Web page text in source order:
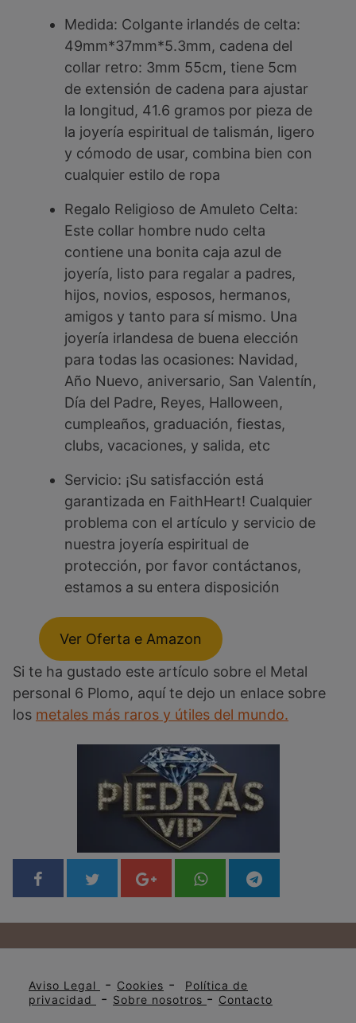
Medida: Colgante irlandés de celta:
49mm*37mm*5.3mm, cadena del
collar retro: 3mm 55cm, tiene 5cm
de extensión de cadena para ajustar
la longitud, 41.6 gramos por pieza de
la joyería espiritual de talismán, ligero
y cómodo de usar, combina bien con
cualquier estilo de ropa
Regalo Religioso de Amuleto Celta:
Este collar hombre nudo celta
contiene una bonita caja azul de
joyería, listo para regalar a padres,
hijos, novios, esposos, hermanos,
amigos y tanto para sí mismo. Una
joyería irlandesa de buena elección
para todas las ocasiones: Navidad,
Año Nuevo, aniversario, San Valentín,
Día del Padre, Reyes, Halloween,
cumpleaños, graduación, fiestas,
clubs, vacaciones, y salida, etc
Servicio: ¡Su satisfacción está
garantizada en FaithHeart! Cualquier
problema con el artículo y servicio de
nuestra joyería espiritual de
protección, por favor contáctanos,
estamos a su entera disposición
Ver Oferta e Amazon
Si te ha gustado este artículo sobre el Metal
personal 6 Plomo, aquí te dejo un enlace sobre
los metales más raros y útiles del mundo.
Aviso Legal - Cookies -
Política de
privacidad
- Sobre nosotros - Contacto